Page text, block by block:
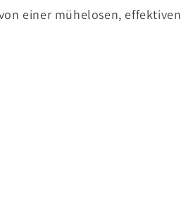
einer mühelosen, effektiven